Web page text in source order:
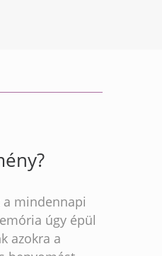
a mindennapi
úgy épül
azokra a